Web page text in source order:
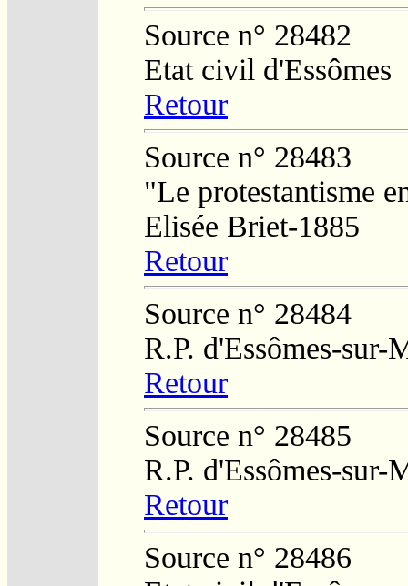
Source n° 28482
Etat civil d'Essômes
Retour
Source n° 28483
"Le protestantisme
Elisée Briet-1885
Retour
Source n° 28484
R.P. d'Essômes-sur-
Retour
Source n° 28485
R.P. d'Essômes-sur-
Retour
Source n° 28486